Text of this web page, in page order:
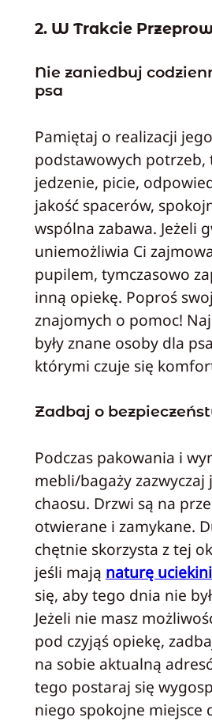
2. W Trakcie
Nie zaniedbuj
psa
Pamiętaj o realizacji jego
podstawowych potrzeb,
jedzenie, picie,
jakość spacerów,
wspólna zabawa. Jeżeli
uniemożliwia Ci
pupilem, tymczasowo
inną opiekę. Poproś
znajomych o pomoc!
były znane osoby dla
którymi czuje się
Zadbaj o
Podczas pakowania i
mebli/bagaży zazwyczaj
chaosu. Drzwi są na
otwierane i zamykane.
chętnie skorzysta z tej
jeśli mają naturę
się, aby tego dnia nie
Jeżeli nie masz
pod czyjąś opiekę,
na sobie aktualną
tego postaraj się
niego spokojne miejsce